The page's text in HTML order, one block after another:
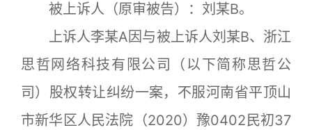
被上诉人（原审被告）：刘某B。
上诉人李某A因与被上诉人刘某B、浙江
思哲网络科技有限公司（以下简称思哲公
司）股权转让纠纷一案，不服河南省平顶山
市新华区人民法院（2020）豫0402民初37